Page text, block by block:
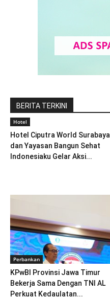
BERITA TERKINI
Hotel
Hotel Ciputra World Surabaya
dan Yayasan Bangun Sehat
Indonesiaku Gelar Aksi...
Perbankan
KPwBI Provinsi Jawa Timur
Bekerja Sama Dengan TNI AL
Perkuat Kedaulatan...